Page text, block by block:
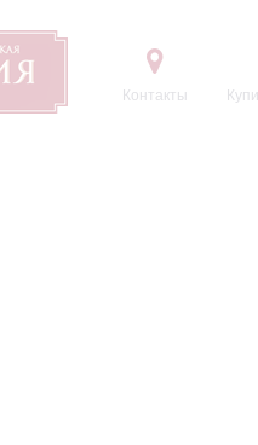
Контакты